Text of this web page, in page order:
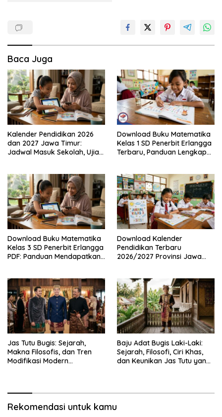
Baca Juga
Kalender Pendidikan 2026
dan 2027 Jawa Timur:
Jadwal Masuk Sekolah, Ujian,
Download Buku Matematika
Kelas 1 SD Penerbit Erlangga
Terbaru, Panduan Lengkap
Legal
Download Buku Matematika
Kelas 3 SD Penerbit Erlangga
PDF: Panduan Mendapatkan
Download Kalender
Pendidikan Terbaru
2026/2027 Provinsi Jawa
Manfaatnya
Jas Tutu Bugis: Sejarah,
Makna Filosofis, dan Tren
Modifikasi Modern
Baju Adat Bugis Laki-Laki:
Sejarah, Filosofi, Ciri Khas,
dan Keunikan Jas Tutu yang
Rekomendasi untuk kamu